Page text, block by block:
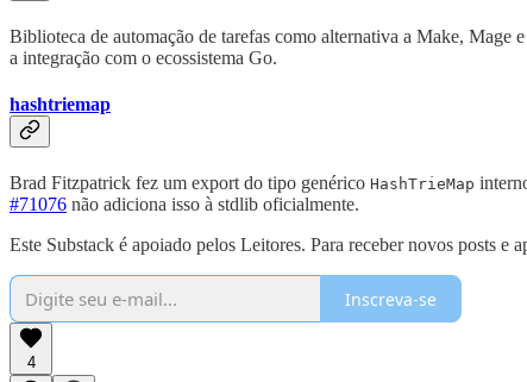
Biblioteca de automação de tarefas como alternativa a Make, Mage
a integração com o ecossistema Go.
hashtriemap
Brad Fitzpatrick fez um export do tipo genérico HashTrieMap
#71076 não adiciona isso à stdlib oficialmente.
Este Substack é apoiado pelos Leitores. Para receber novos posts e
Inscreva-se
4